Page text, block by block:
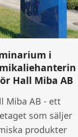
i
Hall Miba AB
Miba AB - ett
som säljer
produkter